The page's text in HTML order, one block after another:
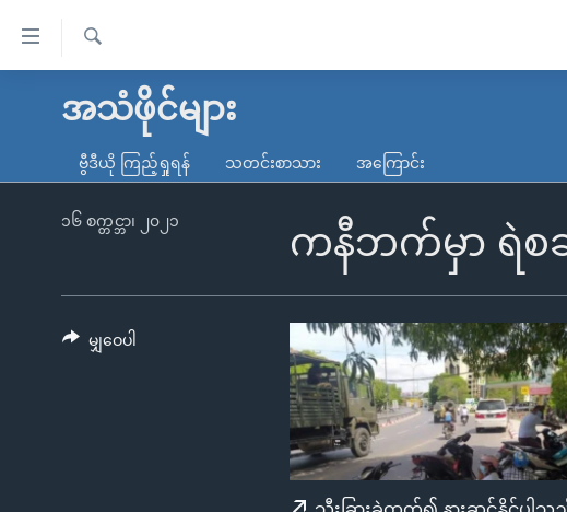
လွယ်ကူ
သည့်
မူလစာမျက်နှာ
ကမ္ဘာ့သတင်းများ
နိုင်ငံတကာ
တရုတ်
အစ္စရေး-ပါလက်စတိုင်း
ရပ်ဝန်းတခု လမ်းတခု အလွန်
အင်္ဂလိပ်စာလေ့လာမယ်
ရ
အသံဖိုင်များ
ဗွီဒီယို ကြည့်ရှုရန် သတင်းစာသား အကြောင်း
ကနီဘက်မှာ ရဲစခ
၁၆ စက္တင္ဘာ၊ ၂၀၂၁
မျှဝေပါ